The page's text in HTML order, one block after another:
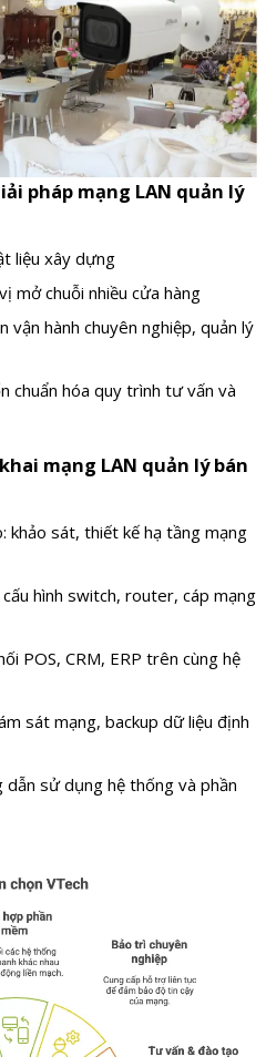
pháp mạng LAN quản lý
liệu xây dựng
mở chuỗi nhiều cửa hàng
vận hành chuyên nghiệp, quản lý
chuẩn hóa quy trình tư vấn và
mạng LAN quản lý bán
khảo sát, thiết kế hạ tầng mạng
hình switch, router, cáp mạng
POS, CRM, ERP trên cùng hệ
sát mạng, backup dữ liệu định
sử dụng hệ thống và phần